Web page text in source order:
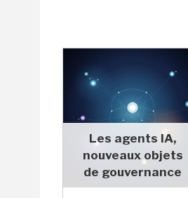
Les agents IA,
nouveaux objets
de gouvernance